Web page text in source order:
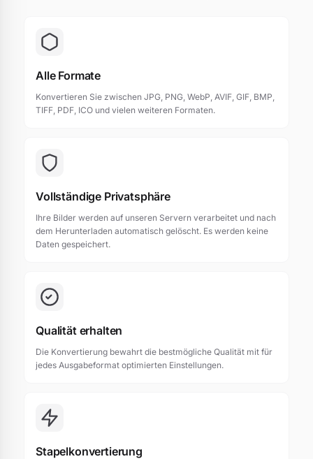
Alle Formate
Konvertieren Sie zwischen JPG, PNG, WebP, AVIF, GIF, BMP,
TIFF, PDF, ICO und vielen weiteren Formaten.
Vollständige Privatsphäre
Ihre Bilder werden auf unseren Servern verarbeitet und nach
dem Herunterladen automatisch gelöscht. Es werden keine
Daten gespeichert.
Qualität erhalten
Die Konvertierung bewahrt die bestmögliche Qualität mit für
jedes Ausgabeformat optimierten Einstellungen.
Stapelkonvertierung